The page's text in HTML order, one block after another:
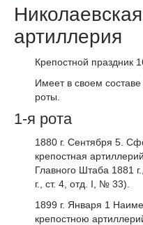
артиллерия
Крепостной праздник
Имеет в своем
роты.
1-я рота
1880 г. Сентября 5.
крепостная
Главного Штаба 1881
г., ст. 4, отд. I, № 33).
1899 г. Января 1
крепостною